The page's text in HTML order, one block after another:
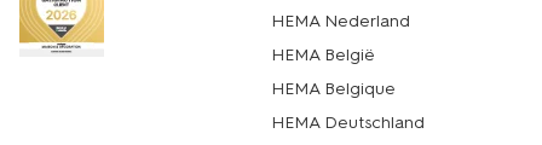
HEMA Nederland
HEMA België
HEMA Belgique
HEMA Deutschland